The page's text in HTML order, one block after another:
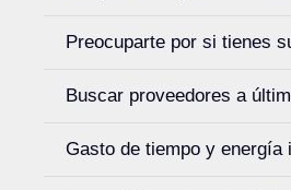
Preocuparte por si tienes
Buscar proveedores a
Gasto de tiempo y energía